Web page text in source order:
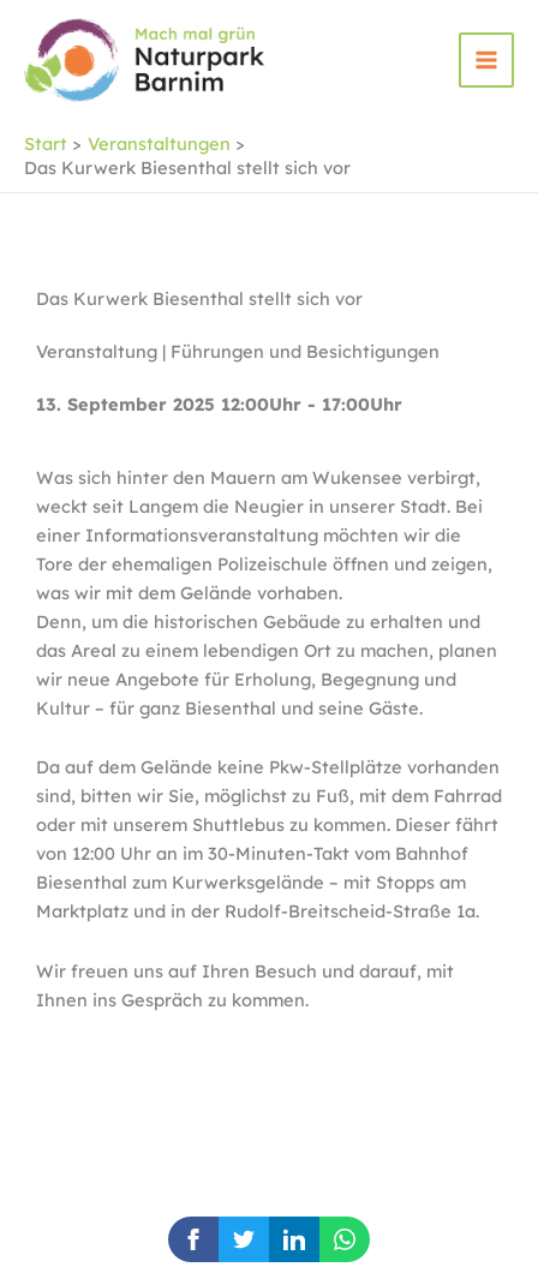
Inhalt
springen
Start
Veranstaltungen
Das Kurwerk Biesenthal stellt sich vor
Das Kurwerk Biesenthal stellt sich vor
Veranstaltung | Führungen und Besichtigungen
13. September 2025 12:00Uhr - 17:00Uhr
Was sich hinter den Mauern am Wukensee verbirgt,
weckt seit Langem die Neugier in unserer Stadt. Bei
einer Informationsveranstaltung möchten wir die
Tore der ehemaligen Polizeischule öffnen und zeigen,
was wir mit dem Gelände vorhaben.
Denn, um die historischen Gebäude zu erhalten und
das Areal zu einem lebendigen Ort zu machen, planen
wir neue Angebote für Erholung, Begegnung und
Kultur – für ganz Biesenthal und seine Gäste.
Da auf dem Gelände keine Pkw-Stellplätze vorhanden
sind, bitten wir Sie, möglichst zu Fuß, mit dem Fahrrad
oder mit unserem Shuttlebus zu kommen. Dieser fährt
von 12:00 Uhr an im 30-Minuten-Takt vom Bahnhof
Biesenthal zum Kurwerksgelände – mit Stopps am
Marktplatz und in der Rudolf-Breitscheid-Straße 1a.
Wir freuen uns auf Ihren Besuch und darauf, mit
Ihnen ins Gespräch zu kommen.